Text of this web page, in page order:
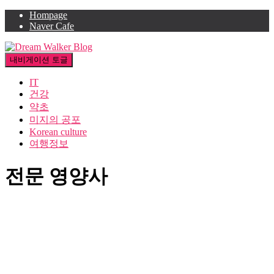
Hompage
Naver Cafe
내비게이션 토글
IT
건강
약초
미지의 공포
Korean culture
여행정보
전문 영양사